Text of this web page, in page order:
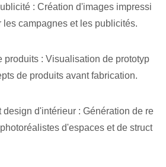
:​ Création d'images impressi
les campagnes et les publicités.
produits : Visualisation de prototyp
de produits avant fabrication.
design d'intérieur : Génération de re
d'espaces et de struct